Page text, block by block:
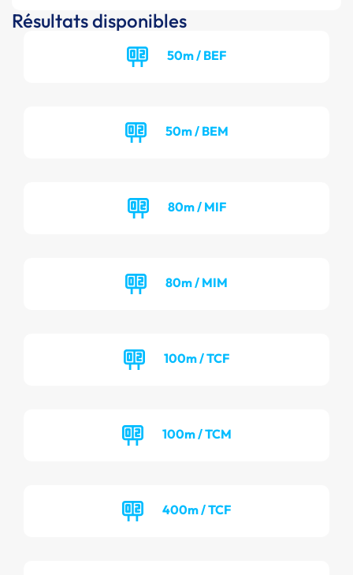
Résultats disponibles
50m / BEF
50m / BEM
80m / MIF
80m / MIM
100m / TCF
100m / TCM
400m / TCF